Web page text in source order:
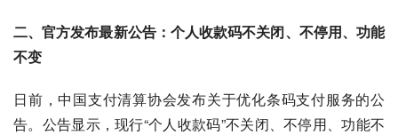
二、官方发布最新公告：个人收款码不关闭、不停用、功能
不变
日前，中国支付清算协会发布关于优化条码支付服务的公
告。公告显示，现行“个人收款码”不关闭、不停用、功能不